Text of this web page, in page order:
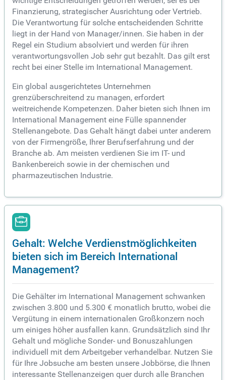
Finanzierung, strategischer Ausrichtung oder Vertrieb.
Die Verantwortung für solche entscheidenden Schritte
liegt in der Hand von Manager/innen. Sie haben in der
Regel ein Studium absolviert und werden für ihren
verantwortungsvollen Job sehr gut bezahlt. Das gilt erst
recht bei einer Stelle im International Management.
Ein global ausgerichtetes Unternehmen
grenzüberschreitend zu managen, erfordert
weitreichende Kompetenzen. Daher bieten sich Ihnen im
International Management eine Fülle spannender
Stellenangebote. Das Gehalt hängt dabei unter anderem
von der Firmengröße, Ihrer Berufserfahrung und der
Branche ab. Am meisten verdienen Sie im IT- und
Bankenbereich sowie in der chemischen und
pharmazeutischen Industrie.
Gehalt: Welche Verdienstmöglichkeiten
bieten sich im Bereich International
Management?
Die Gehälter im International Management schwanken
zwischen 3.800 und 5.300 € monatlich brutto, wobei die
Vergütung in einem internationalen Großkonzern noch
um einiges höher ausfallen kann. Grundsätzlich sind Ihr
Gehalt und mögliche Sonder- und Bonuszahlungen
individuell mit dem Arbeitgeber verhandelbar. Nutzen Sie
für Ihre Jobsuche am besten unsere Jobbörse, die Ihnen
interessante Stellenanzeigen quer durch alle Branchen